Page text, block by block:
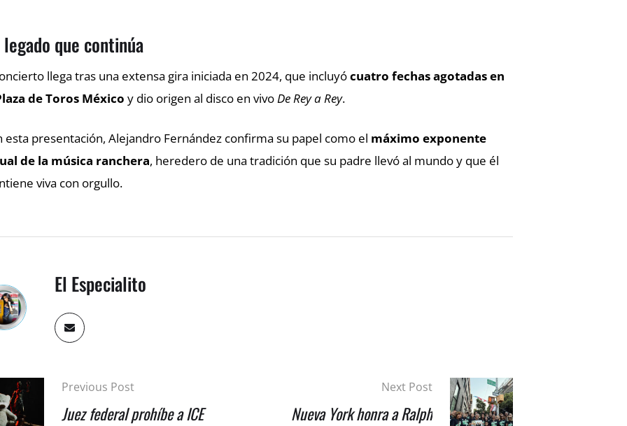
legado que continúa
llega tras una extensa gira iniciada en 2024, que incluyócuatro fechas agotadas en
de Toros México y dio origen al disco en vivoDe Rey a Rey.
esta presentación, Alejandro Fernández confirma su papel como el máximo exponente
de la música ranchera, heredero de una tradición que su padre llevó al mundo y que él
viva con orgullo.
El Especialito
Previous Post
Juez federal prohíbe a ICE
Next Post
Nueva York honra a Ralph